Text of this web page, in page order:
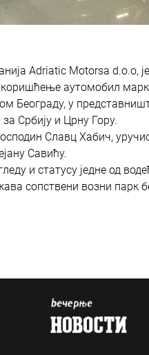
Adriatic Motorsa d.o.o,
аутомобил
Београду, у
Србију и Црну Гору.
Славц Хабич,
Савићу.
и статусу једне од
сопствени возни парк